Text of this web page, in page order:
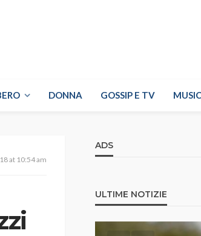
DONNA GOSSIP E TV
at 10:54 am
ADS
ULTIME NOTIZIE